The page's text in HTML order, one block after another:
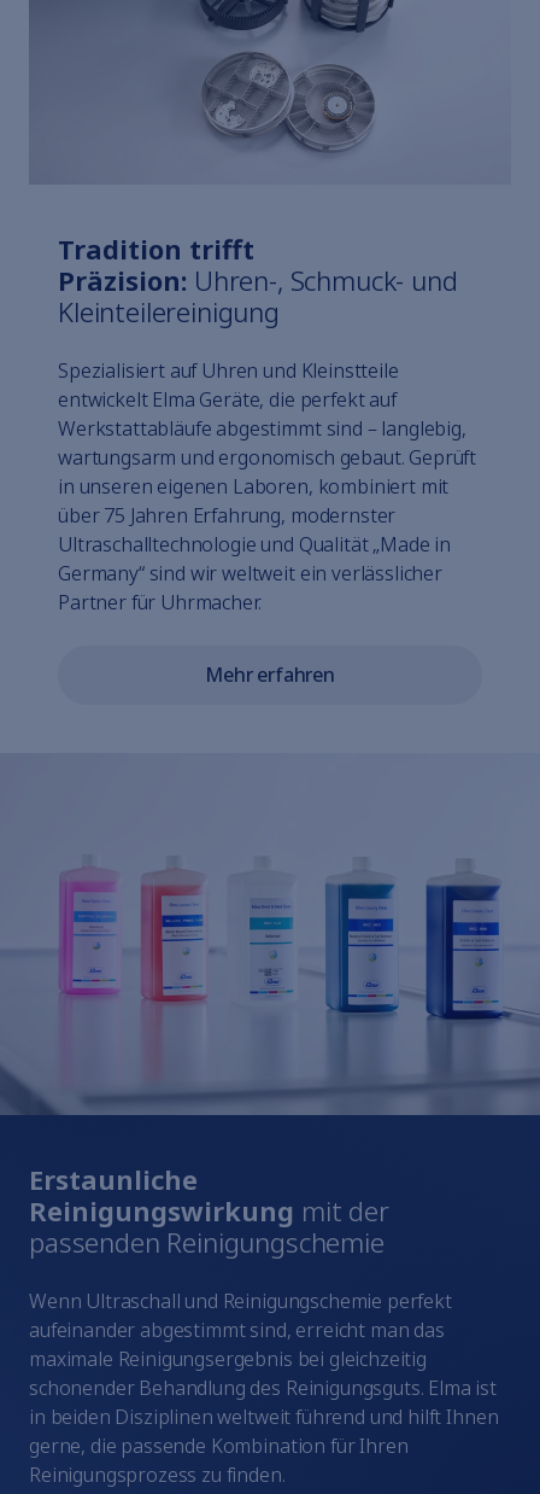
Tradition trifft
Präzision: Uhren-, Schmuck- und
Kleinteilereinigung
Spezialisiert auf Uhren und Kleinstteile
entwickelt Elma Geräte, die perfekt auf
Werkstattabläufe abgestimmt sind – langlebig,
wartungsarm und ergonomisch gebaut. Geprüft
in unseren eigenen Laboren, kombiniert mit
über 75 Jahren Erfahrung, modernster
Ultraschalltechnologie und Qualität „Made in
Germany“ sind wir weltweit ein verlässlicher
Partner für Uhrmacher.
Mehr erfahren
Erstaunliche
Reinigungswirkung mit der
passenden Reinigungschemie
Wenn Ultraschall und Reinigungschemie perfekt
aufeinander abgestimmt sind, erreicht man das
maximale Reinigungsergebnis bei gleichzeitig
schonender Behandlung des Reinigungsguts. Elma ist
in beiden Disziplinen weltweit führend und hilft Ihnen
gerne, die passende Kombination für Ihren
Reinigungsprozess zu finden.